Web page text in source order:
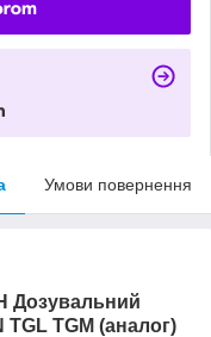
Умови повернення
Дозувальний
TGM (аналог)